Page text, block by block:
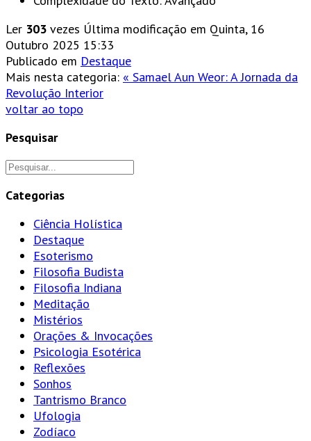
Ler 303 vezes Última modificação em Quinta, 16
Outubro 2025 15:33
Publicado em Destaque
Mais nesta categoria: « Samael Aun Weor: A Jornada da
Revolução Interior
voltar ao topo
Pesquisar
Categorias
Ciência Holística
Destaque
Esoterismo
Filosofia Budista
Filosofia Indiana
Meditação
Mistérios
Orações & Invocações
Psicologia Esotérica
Reflexões
Sonhos
Tantrismo Branco
Ufologia
Zodíaco